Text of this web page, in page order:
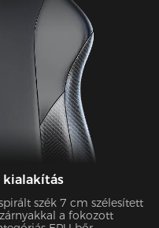
kialakítás
szék 7 cm szélesített
a fokozott